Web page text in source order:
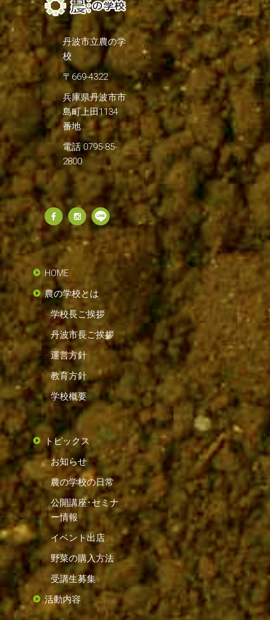
丹波市立農の学
校
〒669-4322
兵庫県丹波市市
島町上田1134
番地
電話 0795-85-
2800
HOME
農の学校とは
学校長ご挨拶
丹波市長ご挨拶
運営方針
教育方針
学校概要
トピックス
お知らせ
農の学校の日常
公開講座･セミナ
ー情報
イベント出店
野菜の購入方法
受講生募集
活動内容